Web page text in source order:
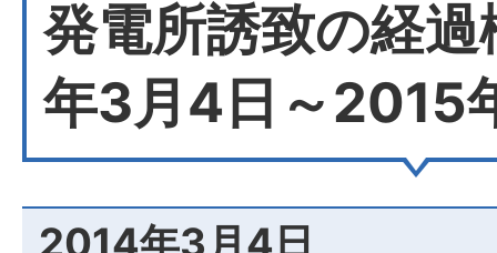
発電所誘致の経
年3月4日～2015
2014年3月4日